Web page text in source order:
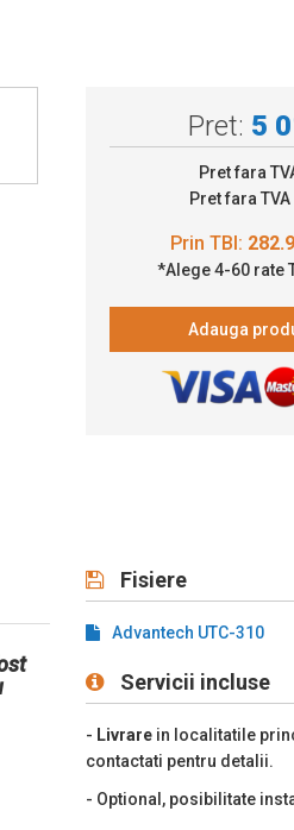
Pret: 5
Pret fara
Pret fara TVA
*Alege 4-60 rate
Adauga
Fisiere
Advantech UTC-310
Servicii incluse
- Livrare in localitatile
contactati pentru detalii.
- Optional, posibilitate